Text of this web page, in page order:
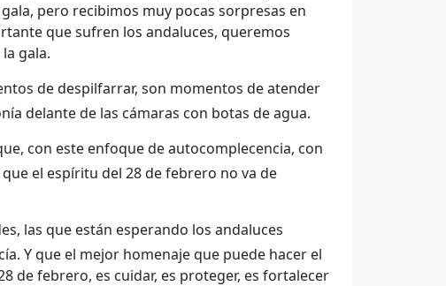
pero recibimos muy pocas sorpresas en
que sufren los andaluces, queremos
gala.
de despilfarrar, son momentos de atender
delante de las cámaras con botas de agua.
con este enfoque de autocomplecencia, con
el espíritu del 28 de febrero no va de
las que están esperando los andaluces
Y que el mejor homenaje que puede hacer el
de febrero, es cuidar, es proteger, es fortalecer